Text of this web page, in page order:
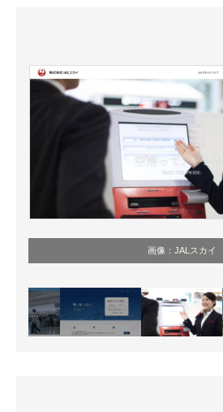
画像： JALスカイ